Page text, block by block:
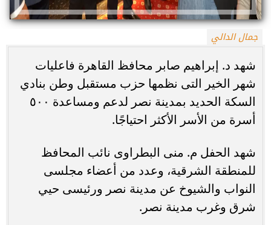
جمال الدالي
شهد د. إبراهيم صابر محافظ القاهرة فاعليات
شهر الخير التى نظمها حزب مستقبل وطن بنادي
السكة الحديد بمدينة نصر لدعم ومساعدة ٥٠٠
أسرة من الأسر الأكثر احتياجًا.
شهد الحفل م. منى البطراوى نائب المحافظ
للمنطقة الشرقية، وعدد من أعضاء مجلسى
النواب والشيوخ عن مدينة نصر ورئيسى حيي
شرق وغرب مدينة نصر.